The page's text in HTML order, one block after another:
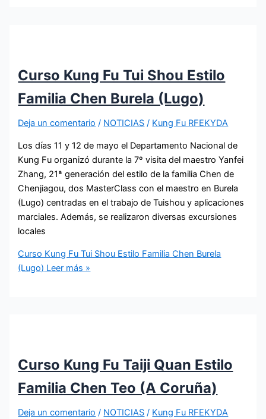
Curso Kung Fu Tui Shou Estilo
Familia Chen Burela (Lugo)
Deja un comentario / NOTICIAS / Kung Fu RFEKYDA
Los días 11 y 12 de mayo el Departamento Nacional de
Kung Fu organizó durante la 7º visita del maestro Yanfei
Zhang, 21ª generación del estilo de la familia Chen de
Chenjiagou, dos MasterClass con el maestro en Burela
(Lugo) centradas en el trabajo de Tuishou y aplicaciones
marciales. Además, se realizaron diversas excursiones
locales
Curso Kung Fu Tui Shou Estilo Familia Chen Burela
(Lugo) Leer más »
Curso Kung Fu Taiji Quan Estilo
Familia Chen Teo (A Coruña)
Deja un comentario / NOTICIAS / Kung Fu RFEKYDA